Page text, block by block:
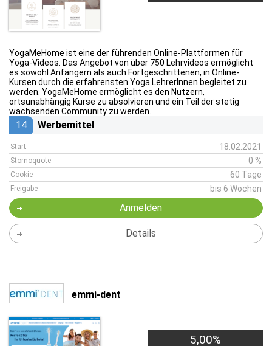
YogaMeHome ist eine der führenden Online-Plattformen für
Yoga-Videos. Das Angebot von über 750 Lehrvideos ermöglicht
es sowohl Anfängern als auch Fortgeschrittenen, in Online-
Kursen durch die erfahrensten Yoga LehrerInnen begleitet zu
werden. YogaMeHome ermöglicht es den Nutzern,
ortsunabhängig Kurse zu absolvieren und ein Teil der stetig
wachsenden Community zu werden.
14 Werbemittel
Start 18.02.2021
Stornoquote 0 %
Cookie 60 Tage
Freigabe bis 6 Wochen
Anmelden
Details
emmi-dent
5,00%